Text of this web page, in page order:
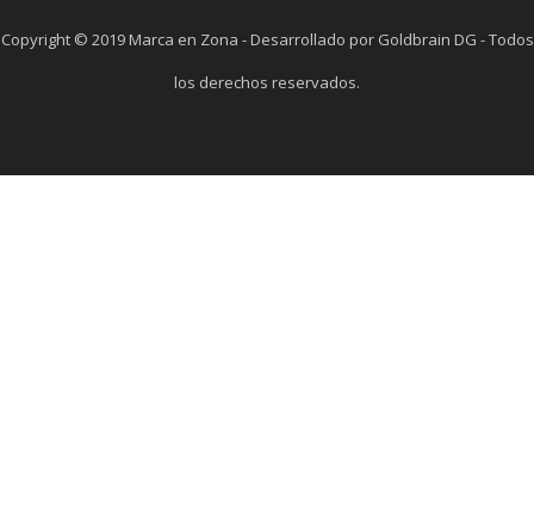
Copyright © 2019 Marca en Zona - Desarrollado por Goldbrain DG - Todos
los derechos reservados.